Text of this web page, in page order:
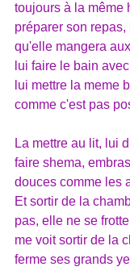
toujours à la même
préparer son
qu'elle mangera
lui faire le bain
lui mettre la meme
comme c'est pas
La mettre au lit, lui
faire shema,
douces comme les
Et sortir de la
pas, elle ne se
me voit sortir de la
ferme ses grands